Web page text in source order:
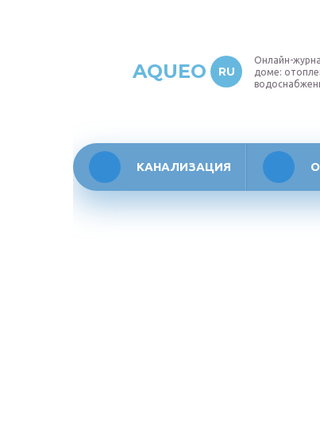
AQUEO RU
Онлайн-
доме:
КАНАЛИЗАЦИЯ